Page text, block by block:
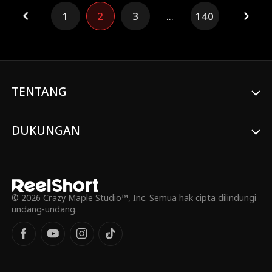
menemukan kebenaran lebih bengkok, dan
mencintai lebih kuat daripada yang bisa
dia bayangkan.
1 2 3 ... 140
TENTANG
DUKUNGAN
© 2026 Crazy Maple Studio™, Inc. Semua hak cipta dilindungi
undang-undang.